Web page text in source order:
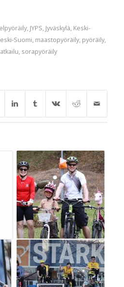
, JYPS, Jyväskylä, Keski-
Suomi, maastopyöräily, pyöräily,
, sorapyöräily